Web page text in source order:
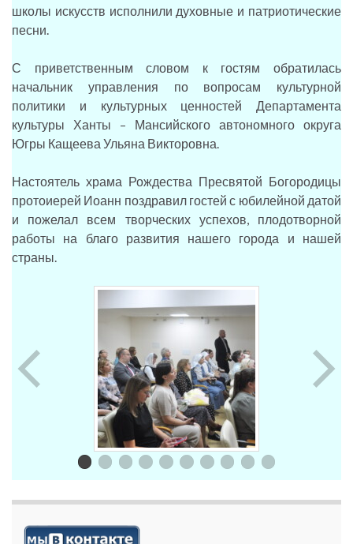
школы искусств исполнили духовные и патриотические
песни.
С приветственным словом к гостям обратилась
начальник управления по вопросам культурной
политики и культурных ценностей Департамента
культуры Ханты – Мансийского автономного округа
Югры Кащеева Ульяна Викторовна.
Настоятель храма Рождества Пресвятой Богородицы
протоиерей Иоанн поздравил гостей с юбилейной датой
и пожелал всем творческих успехов, плодотворной
работы на благо развития нашего города и нашей
страны.